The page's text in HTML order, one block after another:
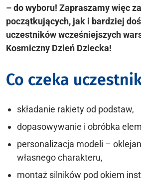
– do wyboru! Zapraszamy więc
początkujących, jak i bardziej
uczestników wcześniejszych
Kosmiczny Dzień Dziecka!
Co czeka
składanie rakiety od podstaw,
dopasowywanie i obróbka
personalizacja modeli –
własnego charakteru,
montaż silników pod okiem